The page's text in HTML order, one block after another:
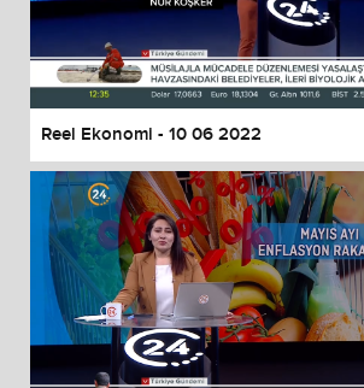
Reel Ekonomi - 10 06 2022